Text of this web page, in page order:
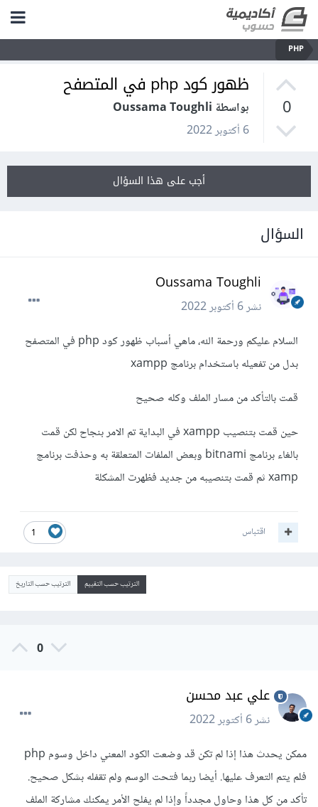
PHP
0
ظهور كود php في المتصفح
بواسطة Oussama Toughli
6 أكتوبر 2022
أجب على هذا السؤال
السؤال
Oussama Toughli
نشر6 أكتوبر 2022
السلام عليكم ورحمة الله، ماهي أسباب ظهور كود php في المتصفح
بدل من تفعيله باستخدام برنامج xampp
قمت بالتأكد من مسار الملف وكله صحيح
حين قمت بتنصيب xampp في البداية تم الامر بنجاح لكن قمت
بالغاء برنامج bitnami وبعض الملفات المتعلقة به وحذفت برنامج
xamp ثم قمت بتنصيبه من جديد فظهرت المشكلة
1 اقتباس
الترتيب حسب التقييم الترتيب حسب التاريخ
0
علي عبد محسن
نشر6 أكتوبر 2022
ممكن يحدث هذا إذا لم تكن قد وضعت الكود المعني داخل وسوم php
فلم يتم التعرف عليها. أيضا ربما فتحت الوسم ولم تقفله بشكل صحيح.
تأكد من كل هذا وحاول مجدداً وإذا لم يفلح الأمر يمكنك مشاركة الملف